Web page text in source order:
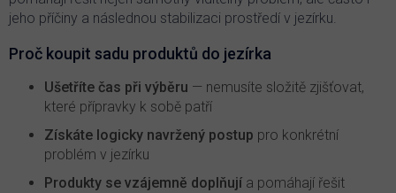
p
i
u
jeho příčiny a následnou stabilizaci prostředí v jezírku.
Proč koupit sadu produktů do jezírka
Ušetříte čas při výběru — nemusíte složitě zjišťovat,
které přípravky k sobě patří
Získáte logicky navržený postup pro konkrétní
problém v jezírku
Produkty se vzájemně doplňují a pomáhají řešit